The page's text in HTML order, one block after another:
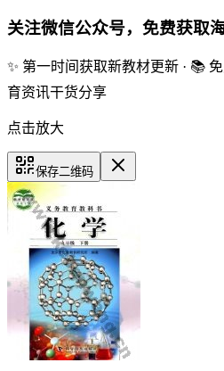
关注微信公众号，免费获取
✨ 第一时间获取新教材更新 · 📚
育资讯干货分享
点击放大
保存二维码